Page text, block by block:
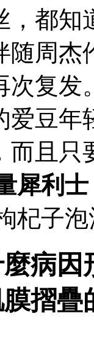
，都
随周杰
次复发
爱豆
而且只
犀利士
杞子
病
摺疊